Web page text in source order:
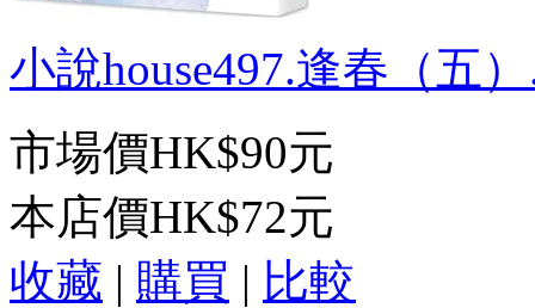
小說house497.逢春（五
市場價HK$90元
本店價HK$72元
收藏 | 購買 | 比較